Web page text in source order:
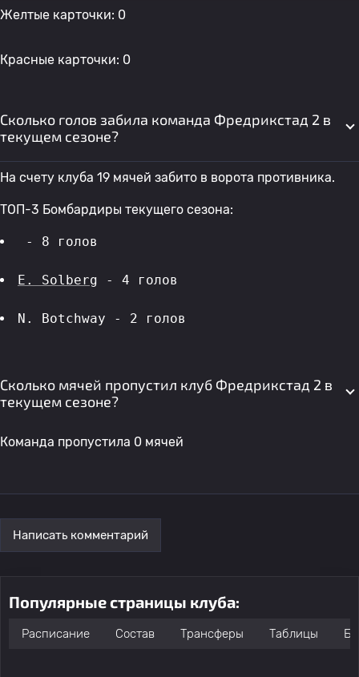
Желтые карточки: 0
Красные карточки: 0
Сколько голов забила команда Фредрикстад 2 в
текущем сезоне?
На счету клуба 19 мячей забито в ворота противника.
ТОП-3 Бомбардиры текущего сезона:
- 8 голов
E. Solberg - 4 голов
N. Botchway - 2 голов
Сколько мячей пропустил клуб Фредрикстад 2 в
текущем сезоне?
Команда пропустила 0 мячей
Написать комментарий
Популярные страницы клуба:
Расписание Состав Трансферы Таблицы